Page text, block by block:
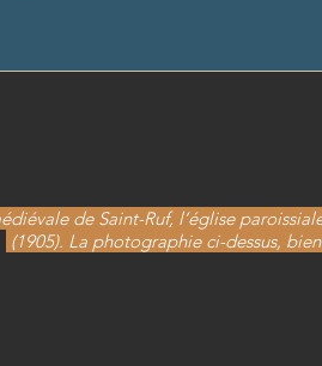
de Saint-Ruf, l’église
(1905). La photographie ci-dessus,